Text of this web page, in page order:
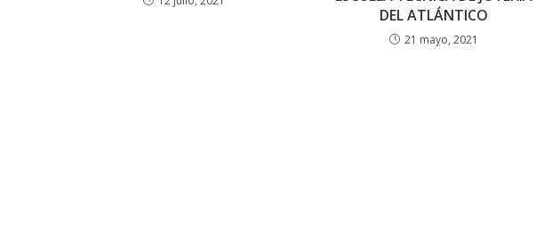
DEL ATLÁNTICO
21 mayo, 2021